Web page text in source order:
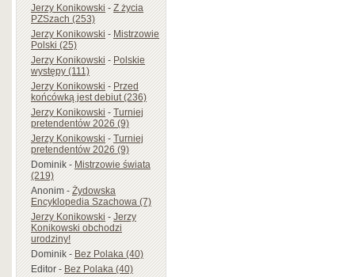
Jerzy Konikowski-Z życia
PZSzach (253)
Jerzy Konikowski-Mistrzowie
Polski (25)
Jerzy Konikowski-Polskie
występy (111)
Jerzy Konikowski-Przed
końcówką jest debiut (236)
Jerzy Konikowski-Turniej
pretendentów 2026 (9)
Jerzy Konikowski-Turniej
pretendentów 2026 (9)
Dominik-Mistrzowie świata
(219)
Anonim-Żydowska
Encyklopedia Szachowa (7)
Jerzy Konikowski-Jerzy
Konikowski obchodzi
urodziny!
Dominik-Bez Polaka (40)
Editor-Bez Polaka (40)